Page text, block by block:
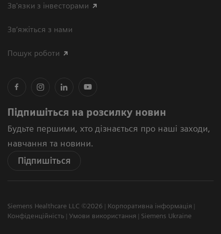
Зв'язки з інвесторами
Зв’яжіться з нами
Пошук роботи
Підпишіться на розсилку новин
Будьте першими, хто дізнається про наші заходи,
навчання та новини.
Підпишіться
Siemens Healthcare LLC ©2026
Корпоративна інформація
Конфіденційність
Умови використання Siemens Ukraine